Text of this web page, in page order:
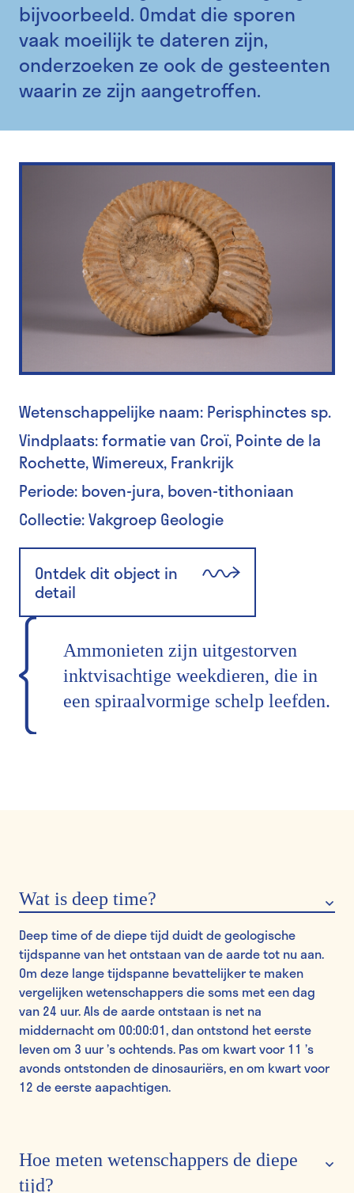
bijvoorbeeld. Omdat die sporen
vaak moeilijk te dateren zijn,
onderzoeken ze ook de gesteenten
waarin ze zijn aangetroffen.
Wetenschappelijke naam: Perisphinctes sp.
Vindplaats: formatie van Croï, Pointe de la
Rochette, Wimereux, Frankrijk
Periode: boven-jura, boven-tithoniaan
Collectie: Vakgroep Geologie
Ontdek dit object in
detail
Ammonieten zijn uitgestorven
inktvisachtige weekdieren, die in
een spiraalvormige schelp leefden.
Wat is deep time?
Deep time of de diepe tijd duidt de geologische
tijdspanne van het ontstaan van de aarde tot nu aan.
Om deze lange tijdspanne bevattelijker te maken
vergelijken wetenschappers die soms met een dag
van 24 uur. Als de aarde ontstaan is net na
middernacht om 00:00:01, dan ontstond het eerste
leven om 3 uur ’s ochtends. Pas om kwart voor 11 ’s
avonds ontstonden de dinosauriërs, en om kwart voor
12 de eerste aapachtigen.
Hoe meten wetenschappers de diepe
tijd?